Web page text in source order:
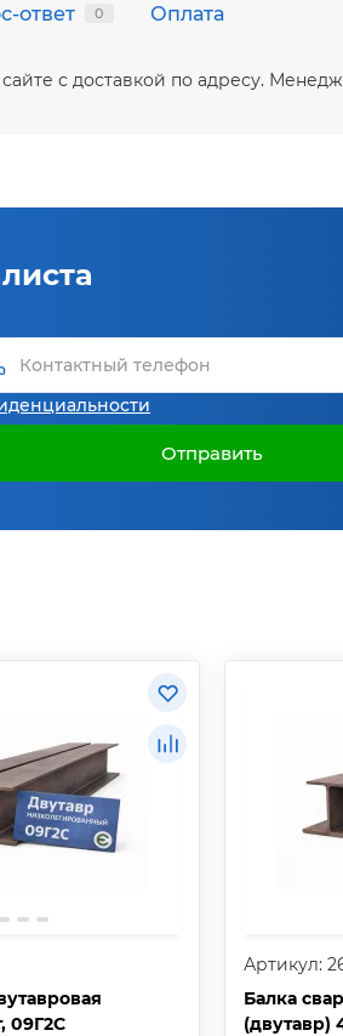
ответ 0 Оплата
с доставкой по адресу.
Отправить
09Г2С
Артикул:
Балка
(двутавр)